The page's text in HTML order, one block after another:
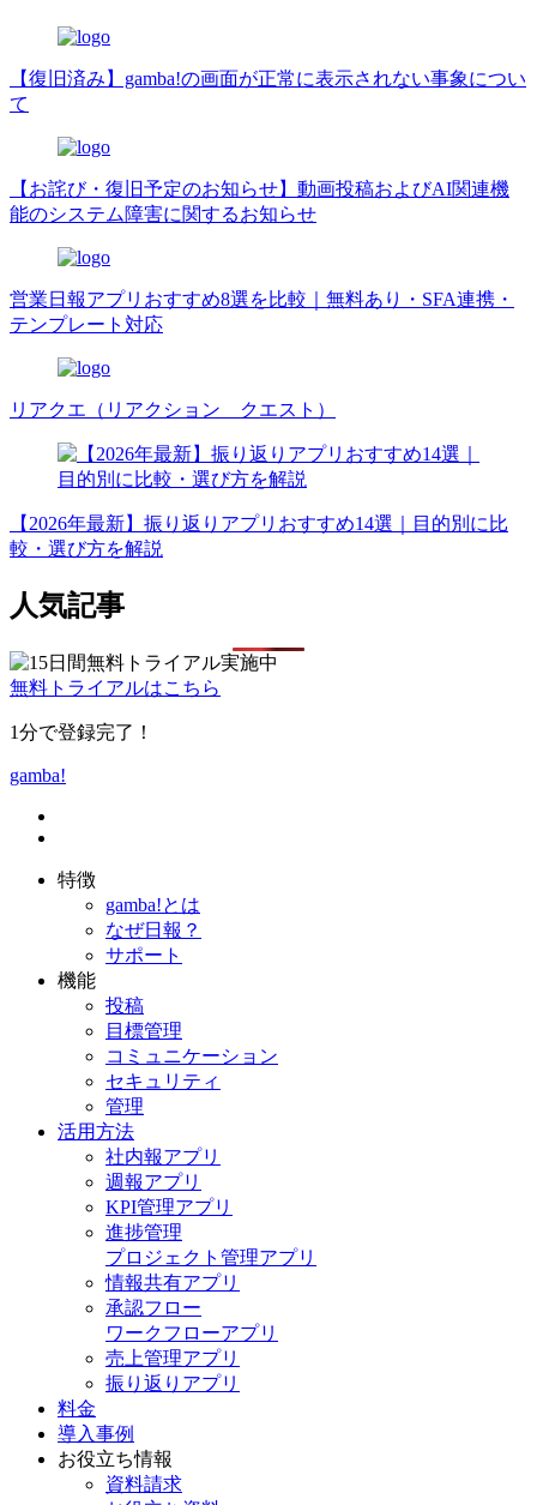
【復旧済み】gamba!の画面が正常に表示されない事象につい
て
【お詫び・復旧予定のお知らせ】動画投稿およびAI関連機
能のシステム障害に関するお知らせ
営業日報アプリおすすめ8選を比較｜無料あり・SFA連携・
テンプレート対応
リアクエ（リアクション クエスト）
【2026年最新】振り返りアプリおすすめ14選｜目的別に比
較・選び方を解説
人気記事
無料トライアルはこちら
1分で登録完了！
gamba!
特徴
gamba!とは
なぜ日報？
サポート
機能
投稿
目標管理
コミュニケーション
セキュリティ
管理
活用方法
社内報アプリ
週報アプリ
KPI管理アプリ
進捗管理
プロジェクト管理アプリ
情報共有アプリ
承認フロー
ワークフローアプリ
売上管理アプリ
振り返りアプリ
料金
導入事例
お役立ち情報
資料請求